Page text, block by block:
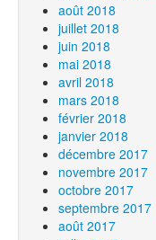
août 2018
juillet 2018
juin 2018
mai 2018
avril 2018
mars 2018
février 2018
janvier 2018
décembre 2017
novembre 2017
octobre 2017
septembre 2017
août 2017